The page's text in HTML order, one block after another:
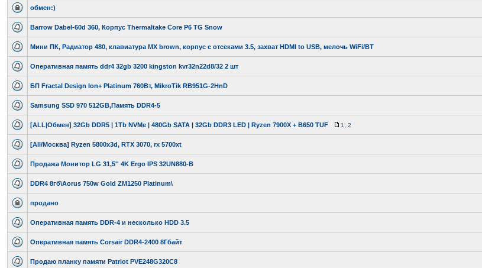
обмен:)
Barrow Dabel-60d 360, Корпус Thermaltake Core P6 TG Snow
Мини ПК, Радиатор 480, клавиатура MX brown, корпус с отсеками 3.5, захват HDMI to USB, мелочь WiFi/BT
Оперативная память ddr4 32gb 3200 kingston kvr32n22d8/32 2 шт
БП Fractal Design Ion+ Platinum 760Вт, MikroTik RB951G-2HnD
Samsung SSD 970 512GB,Память DDR4-5
[ALL|Обмен] 32Gb DDR5 | 1Tb NVMe | 480Gb SATA | 32Gb DDR3 LED | Ryzen 7900X + B650 TUF 1 2
[All/Москва] Ryzen 5800x3d, RTX 3070, rx 5700xt
Продажа Монитор LG 31,5'' 4K Ergo IPS 32UN880-B
DDR4 8гб\Aorus 750w Gold ZM1250 Platinum\
продано
Оперативная память DDR-4 и несколько HDD 3.5
Оперативная память Corsair DDR4-2400 8Гбайт
Продаю планку памяти Patriot PVE248G320C8